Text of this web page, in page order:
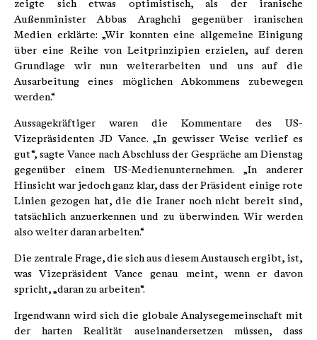
zeigte sich etwas optimistisch, als der iranische
Außenminister Abbas Araghchi gegenüber iranischen
Medien erklärte: „Wir konnten eine allgemeine Einigung
über eine Reihe von Leitprinzipien erzielen, auf deren
Grundlage wir nun weiterarbeiten und uns auf die
Ausarbeitung eines möglichen Abkommens zubewegen
werden.“
Aussagekräftiger waren die Kommentare des US-
Vizepräsidenten JD Vance. „In gewisser Weise verlief es
gut“, sagte Vance nach Abschluss der Gespräche am Dienstag
gegenüber einem US-Medienunternehmen. „In anderer
Hinsicht war jedoch ganz klar, dass der Präsident einige rote
Linien gezogen hat, die die Iraner noch nicht bereit sind,
tatsächlich anzuerkennen und zu überwinden. Wir werden
also weiter daran arbeiten.“
Die zentrale Frage, die sich aus diesem Austausch ergibt, ist,
was Vizepräsident Vance genau meint, wenn er davon
spricht, „daran zu arbeiten“.
Irgendwann wird sich die globale Analysegemeinschaft mit
der harten Realität auseinandersetzen müssen, dass